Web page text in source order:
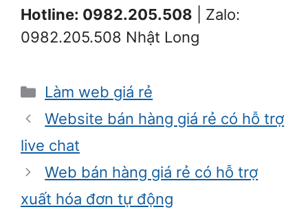
Hotline: 0982.205.508 | Zalo:
0982.205.508 Nhật Long
Danh
mục
Làm web giá rẻ
Website bán hàng giá rẻ có hỗ trợ
live chat
Web bán hàng giá rẻ có hỗ trợ
xuất hóa đơn tự động